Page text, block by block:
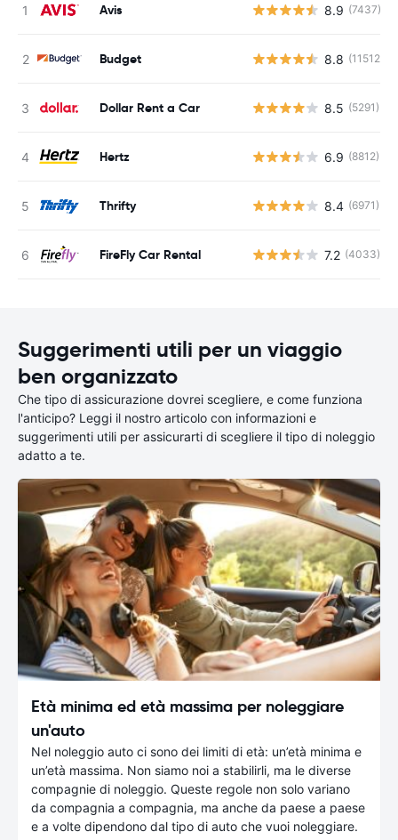
Avis 8.9 (7437)
Budget 8.8 (11512)
Dollar Rent a Car 8.5 (5291)
Hertz 6.9 (8812)
Thrifty 8.4 (6971)
FireFly Car Rental 7.2 (4033)
Suggerimenti utili per un viaggio
ben organizzato
Che tipo di assicurazione dovrei scegliere, e come funziona
l'anticipo? Leggi il nostro articolo con informazioni e
suggerimenti utili per assicurarti di scegliere il tipo di noleggio
adatto a te.
Età minima ed età massima per noleggiare
un'auto
Nel noleggio auto ci sono dei limiti di età: un’età minima e
un’età massima. Non siamo noi a stabilirli, ma le diverse
compagnie di noleggio. Queste regole non solo variano
da compagnia a compagnia, ma anche da paese a paese
e a volte dipendono dal tipo di auto che vuoi noleggiare.